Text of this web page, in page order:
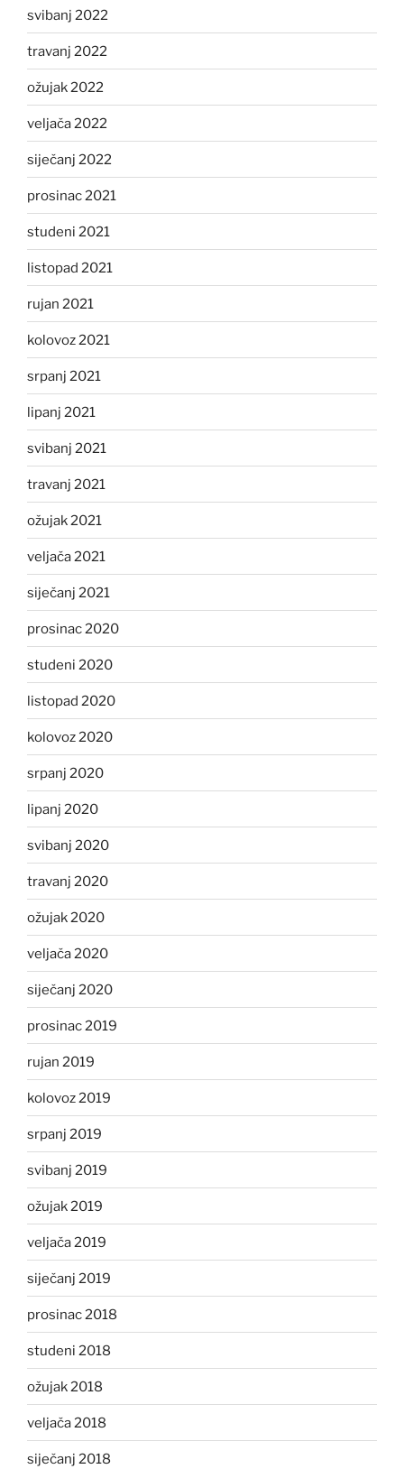
svibanj 2022
travanj 2022
ožujak 2022
veljača 2022
siječanj 2022
prosinac 2021
studeni 2021
listopad 2021
rujan 2021
kolovoz 2021
srpanj 2021
lipanj 2021
svibanj 2021
travanj 2021
ožujak 2021
veljača 2021
siječanj 2021
prosinac 2020
studeni 2020
listopad 2020
kolovoz 2020
srpanj 2020
lipanj 2020
svibanj 2020
travanj 2020
ožujak 2020
veljača 2020
siječanj 2020
prosinac 2019
rujan 2019
kolovoz 2019
srpanj 2019
svibanj 2019
ožujak 2019
veljača 2019
siječanj 2019
prosinac 2018
studeni 2018
ožujak 2018
veljača 2018
siječanj 2018